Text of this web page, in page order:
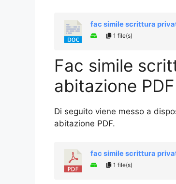
fac simile scrittura
1 file(s)
Fac simile
abitazione PDF
Di seguito viene messo a
abitazione PDF.
fac simile scrittura
1 file(s)